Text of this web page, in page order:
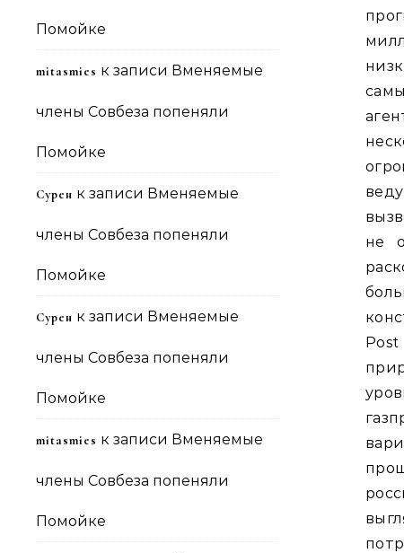
Помойке
mitasmies к записи Вменяемые
члены Совбеза попеняли
Помойке
Сурен к записи Вменяемые
члены Совбеза попеняли
Помойке
Сурен к записи Вменяемые
члены Совбеза попеняли
Помойке
mitasmies к записи Вменяемые
члены Совбеза попеняли
Помойке
не